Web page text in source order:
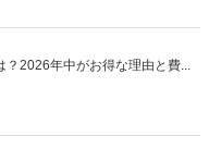
2026年中がお得な理由と費...